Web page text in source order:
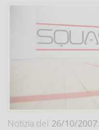
Notizia del 26/10/2007: